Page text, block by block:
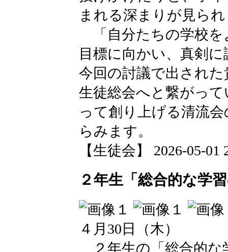
まれる深まりが見ら
「自分たちの学校を
目標に向かい、真剣
今回の討議で出され
生徒総会へと繋がっ
って創り上げる清流
らみます。
【生徒会】 2026-05-01
２年生「総合的な学
４月30日（木）
２年生の「総合的な